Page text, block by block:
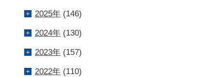
2025年(146)
2024年(130)
2023年(157)
2022年(110)